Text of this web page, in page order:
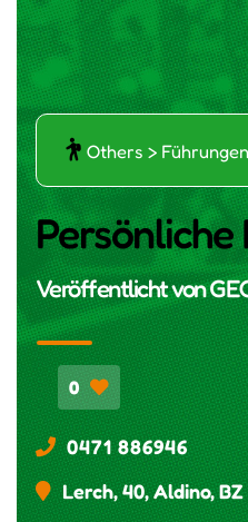
ŕ Others > Führungen
Persönliche
Veröffentlicht von
0
0471 886946
Lerch, 40, Aldino, BZ